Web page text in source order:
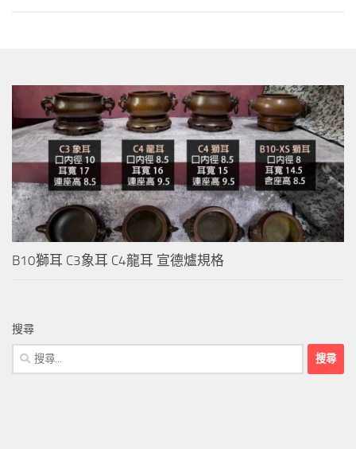
B10獅耳 C3象耳 C4龍耳 宣德爐規格
搜尋
搜
尋